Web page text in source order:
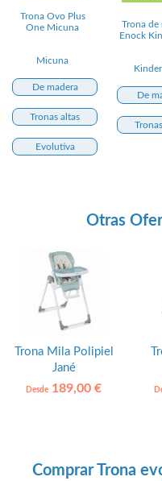
Trona Ovo Plus
One Micuna
Micuna
De madera
Tronas altas
Evolutiva
Trona de
Enock
De
Otras
Trona Mila Polipiel
Jané
Desde 189,00 €
Comprar Trona